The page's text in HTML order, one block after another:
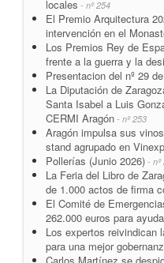
locales - nº 254
El Premio Arquitectura
intervención en el
Los Premios Rey de
frente a la guerra y la
Presentacion del nº 29
La Diputación de
Santa Isabel a Luis
CERMI Aragón - nº 253
Aragón impulsa sus
stand agrupado en
Pollerías (Junio 2026) - nº
La Feria del Libro de
de 1.000 actos de firma
El Comité de
262.000 euros para
Los expertos reivindican
para una mejor